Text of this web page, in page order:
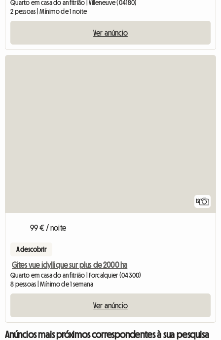
Quarto em casa do anfitrião | Villeneuve (04180)
2 pessoas | Mínimo de 1 noite
Ver anúncio
12
99 € / noite
A descobrir
Gites vue idyllique sur plus de 2000 ha
Quarto em casa do anfitrião | Forcalquier (04300)
8 pessoas | Mínimo de 1 semana
Ver anúncio
Anúncios mais próximos correspondentes à sua pesquisa